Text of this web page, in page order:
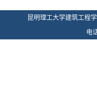
昆明理工大学建筑工程
电